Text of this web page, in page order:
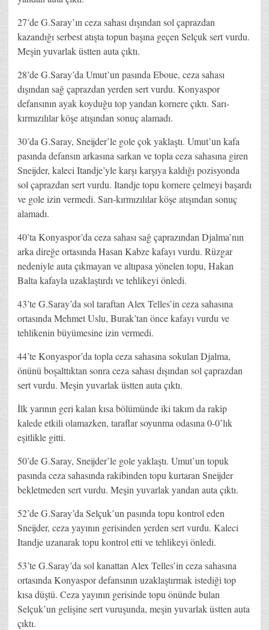
27’de G.Saray’ın ceza sahası dışından sol çaprazdan
kazandığı serbest atışta topun başına geçen Selçuk sert vurdu.
Meşin yuvarlak üstten auta çıktı.
28’de G.Saray’da Umut’un pasında Eboue, ceza sahası
dışından sağ çaprazdan yerden sert vurdu. Konyaspor
defansının ayak koyduğu top yandan kornere çıktı. Sarı-
kırmızılılar köşe atışından sonuç alamadı.
30’da G.Saray, Sneijder’le gole çok yaklaştı. Umut’un kafa
pasında defansın arkasına sarkan ve topla ceza sahasına giren
Sneijder, kaleci Itandje’yle karşı karşıya kaldığı pozisyonda
sol çaprazdan sert vurdu. Itandje topu kornere çelmeyi başardı
ve gole izin vermedi. Sarı-kırmızılılar köşe atışından sonuç
alamadı.
40’ta Konyaspor’da ceza sahası sağ çaprazından Djalma’nın
arka direğe ortasında Hasan Kabze kafayı vurdu. Rüzgar
nedeniyle auta çıkmayan ve altıpasa yönelen topu, Hakan
Balta kafayla uzaklaştırdı ve tehlikeyi önledi.
43’te G.Saray’da sol taraftan Alex Telles’in ceza sahasına
ortasında Mehmet Uslu, Burak’tan önce kafayı vurdu ve
tehlikenin büyümesine izin vermedi.
44’te Konyaspor’da topla ceza sahasına sokulan Djalma,
önünü boşalttıktan sonra ceza sahası dışından sol çaprazdan
sert vurdu. Meşin yuvarlak üstten auta çıktı.
İlk yarının geri kalan kısa bölümünde iki takım da rakip
kalede etkili olamazken, taraflar soyunma odasına 0-0’lık
eşitlikle gitti.
50’de G.Saray, Sneijder’le gole yaklaştı. Umut’un topuk
pasında ceza sahasında rakibinden topu kurtaran Sneijder
bekletmeden sert vurdu. Meşin yuvarlak yandan auta çıktı.
52’de G.Saray’da Selçuk’un pasında topu kontrol eden
Sneijder, ceza yayının gerisinden yerden sert vurdu. Kaleci
Itandje uzanarak topu kontrol etti ve tehlikeyi önledi.
53’te G.Saray’da sol kanattan Alex Telles’in ceza sahasına
ortasında Konyaspor defansının uzaklaştırmak istediği top
kısa düştü. Ceza yayının gerisinde topu önünde bulan
Selçuk’un gelişine sert vuruşunda, meşin yuvarlak üstten auta
çıktı.